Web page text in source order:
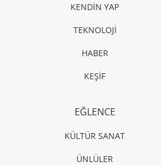
KENDİN YAP
TEKNOLOJİ
HABER
KEŞİF
EĞLENCE
KÜLTÜR SANAT
ÜNLÜLER